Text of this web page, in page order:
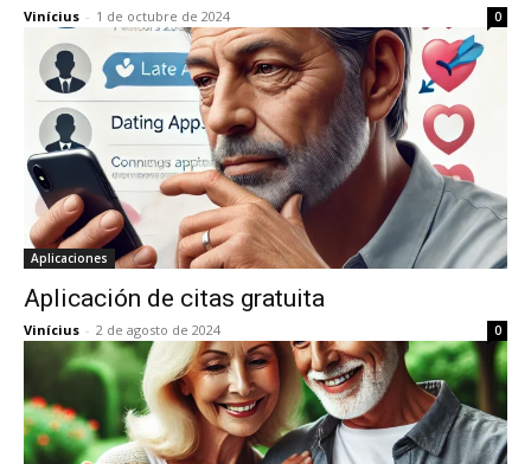
Vinícius - 1 de octubre de 2024 0
Aplicaciones
Aplicación de citas gratuita
Vinícius - 2 de agosto de 2024 0